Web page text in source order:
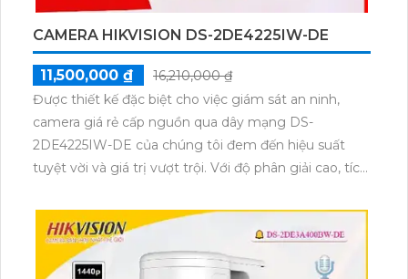
sắc đẹp và khả năng giám sát ban đêm tốt, tạo ra
hình ảnh sắc nét và chân thực.Hơn nữa, camera DS-
2DE5425IW-AE hỗ trợ người dùng giám sát từ xa qua
điện thoại di động một cách nhanh chóng và thuận
tiện. Điều này cho phép người dùng kiểm soát
camera và xem hình ảnh trực tiếp từ bất kỳ đâu chỉ
cần có kết nối internet.Cuối cùng, camera này còn có
chức năng hồng ngoại với tầm quan sát lên đến
chất lượng tốt. Điều này đảm bảo rằng camera có
thể hoạt động hiệu quả và đáng tin cậy trong mọi
điều kiện ánh sáng.
13,950,000 ₫
Sản phẩm Loại Camera Giá re IP POE Sắc Nét DS-
2DE4425IW-DE là một giải pháp lắp camera cho
những vị trí không gian rộng. Với khả năng xoay 360
độ, sản phẩm đảm bảo nét cả ngày và đêm với độ
phân giải 4.0 MP. Sử dụng công nghệ IP POE,
trung thực. Ưu điểm của sản phẩm là khả năng
zoom và xoay, cho phép bạn quan sát mọi góc độ.
Hỗ trợ hồng ngoại 100m, sản phẩm cung cấp hình